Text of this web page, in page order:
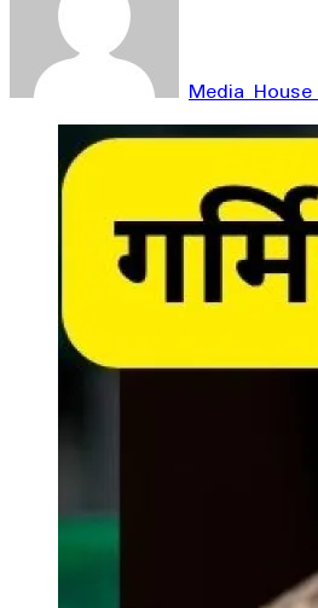
Media
Facebook
LinkedIn
WhatsApp
Telegram